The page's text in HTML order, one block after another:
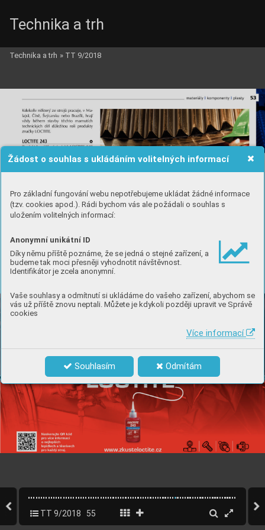
Žádost o souhlas s ukládáním volitelných informací
Pro základní fungování webu nepotřebujeme ukládat žádné informace
(tzv. cookies apod.). Rádi bychom vás ale požádali o souhlas s
uložením volitelných informací:
Anonymní unikátní ID
Díky němu příště poznáme, že se jedná o stejné zařízení, a
budeme tak moci přesněji vyhodnotit návštěvnost.
Identifikátor je zcela anonymní.
Vaše souhlasy a odmítnutí si ukládáme do vašeho zařízení, abychom se
vás už příště znovu neptali. Můžete je kdykoli později upravit ve Správě
cookies
Více informací
Souhlasím Odmítám
Technika a trh
Technika a trh » TT 9/2018
TT 9/2018 55